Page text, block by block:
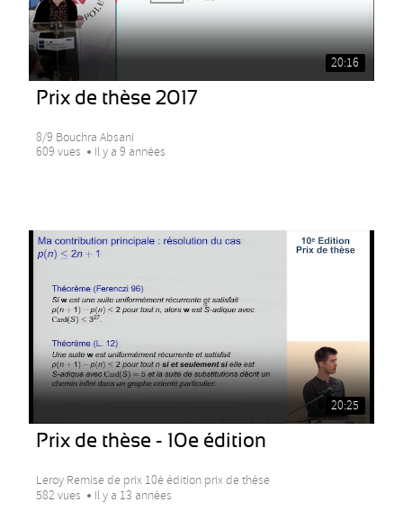
20:16
Prix de thèse 2017
8/9 Bouchra Absani
609 vues
Il y a 9 années
20:25
Prix de thèse - 10e édition
Leroy Remise de prix 10è édition prix de thèse
582 vues
Il y a 13 années